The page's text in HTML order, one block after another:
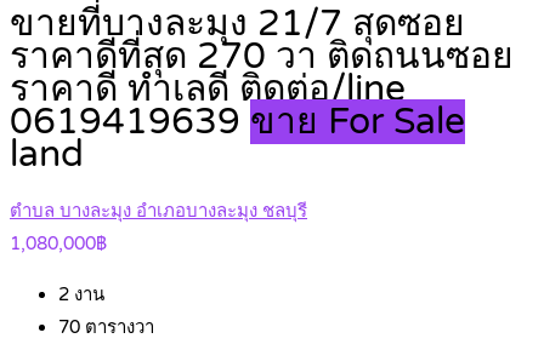
ขายที่บางละมุง 21/7 สุดซอย
ราคาดีที่สุด 270 วา ติดถนนซอย
ราคาดี ทำเลดี ติดต่อ/line
0619419639 ขาย For Sale
land
ตำบล บางละมุง อำเภอบางละมุง ชลบุรี
1,080,000฿
2 งาน
70 ตารางวา